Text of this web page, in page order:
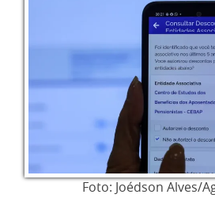
Foto: Joédson Alves/